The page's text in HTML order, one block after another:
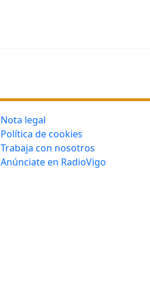
Nota legal
Política de cookies
Trabaja con nosotros
Anúnciate en RadioVigo